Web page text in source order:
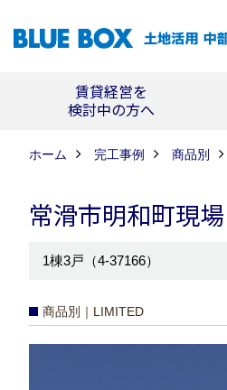
賃貸経営を
検討中の方へ
ホーム 完工事例 商品別
常滑市明和町現場
1棟3戸（4-37166）
商品別｜LIMITED